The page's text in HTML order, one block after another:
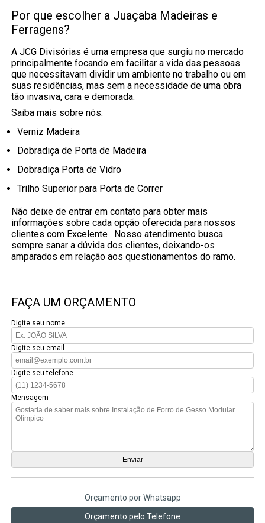
Por que escolher a Juaçaba Madeiras e
Ferragens?
A JCG Divisórias é uma empresa que surgiu no mercado
principalmente focando em facilitar a vida das pessoas
que necessitavam dividir um ambiente no trabalho ou em
suas residências, mas sem a necessidade de uma obra
tão invasiva, cara e demorada.
Saiba mais sobre nós:
Verniz Madeira
Dobradiça de Porta de Madeira
Dobradiça Porta de Vidro
Trilho Superior para Porta de Correr
Não deixe de entrar em contato para obter mais
informações sobre cada opção oferecida para nossos
clientes com Excelente . Nosso atendimento busca
sempre sanar a dúvida dos clientes, deixando-os
amparados em relação aos questionamentos do ramo.
FAÇA UM ORÇAMENTO
Digite seu nome
Digite seu email
Digite seu telefone
Mensagem
Orçamento por Whatsapp
Orçamento pelo Telefone